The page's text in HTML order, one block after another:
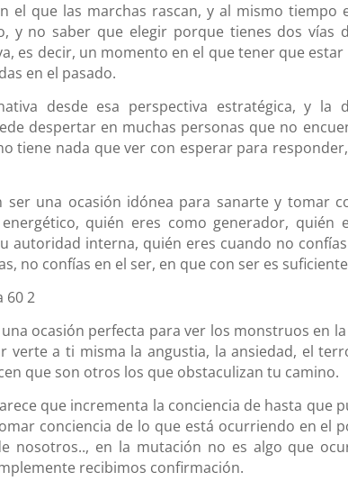
el que las marchas rascan, y al mismo tiempo
y no saber que elegir porque tienes dos vías
es decir, un momento en el que tener que
en el pasado.
desde esa perspectiva estratégica, y la
despertar en muchas personas que no
tiene nada que ver con esperar para
ser una ocasión idónea para sanarte y tomar
quién eres como generador, quién
autoridad interna, quién eres cuando no
no confías en el ser, en que con ser es
ocasión perfecta para ver los monstruos en
verte a ti misma la angustia, la ansiedad, el
que son otros los que obstaculizan tu camino.
que incrementa la conciencia de hasta que
conciencia de lo que está ocurriendo en el
nosotros.., en la mutación no es algo que
recibimos confirmación.